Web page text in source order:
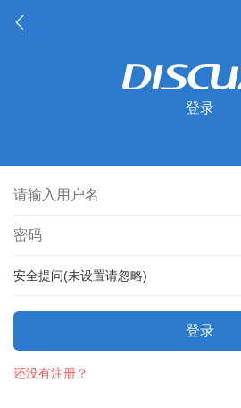
登录
安全提问(未设置请忽略)
登录
还没有注册？